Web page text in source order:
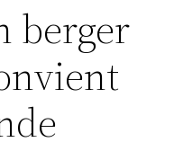
berger